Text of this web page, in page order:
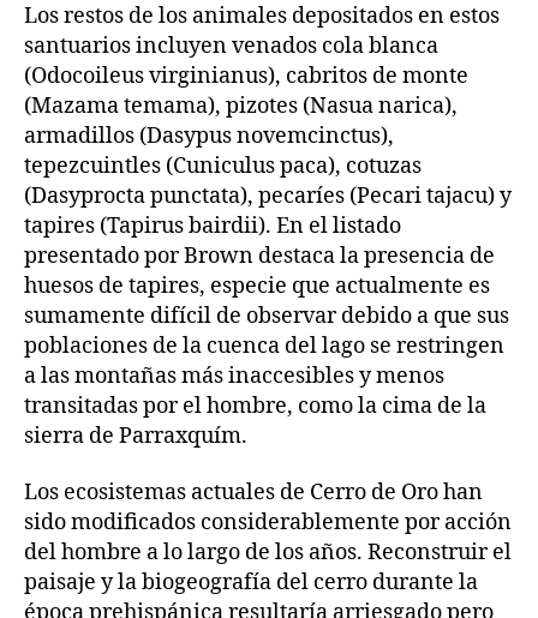
Los restos de los animales depositados en estos
santuarios incluyen venados cola blanca
(Odocoileus virginianus), cabritos de monte
(Mazama temama), pizotes (Nasua narica),
armadillos (Dasypus novemcinctus),
tepezcuintles (Cuniculus paca), cotuzas
(Dasyprocta punctata), pecaríes (Pecari tajacu) y
tapires (Tapirus bairdii). En el listado
presentado por Brown destaca la presencia de
huesos de tapires, especie que actualmente es
sumamente difícil de observar debido a que sus
poblaciones de la cuenca del lago se restringen
a las montañas más inaccesibles y menos
transitadas por el hombre, como la cima de la
sierra de Parraxquím.
Los ecosistemas actuales de Cerro de Oro han
sido modificados considerablemente por acción
del hombre a lo largo de los años. Reconstruir el
paisaje y la biogeografía del cerro durante la